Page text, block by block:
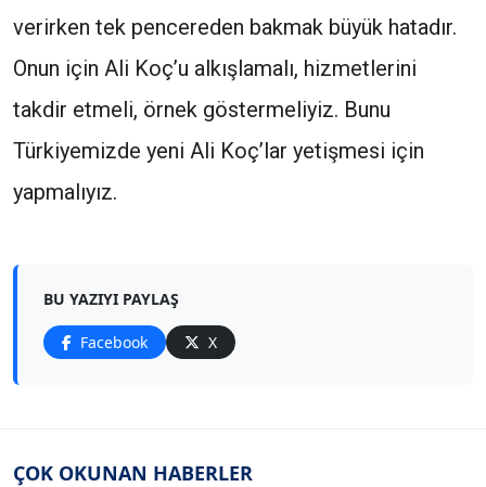
verirken tek pencereden bakmak büyük hatadır.
Onun için Ali Koç’u alkışlamalı, hizmetlerini
takdir etmeli, örnek göstermeliyiz. Bunu
Türkiyemizde yeni Ali Koç’lar yetişmesi için
yapmalıyız.
BU YAZIYI PAYLAŞ
Facebook X
ÇOK OKUNAN HABERLER